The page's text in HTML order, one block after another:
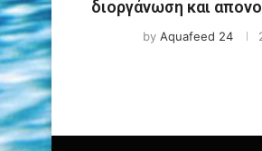
διοργάνωση και
by Aquafeed 24